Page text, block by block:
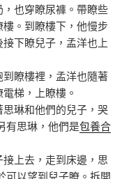
也穿瞭尿褲。帶瞭些
。到瞭樓下，他慢步
下瞭兒子，孟洋也上
瞭樓裡，孟洋也隨著
梯，上瞭樓。
琳和他們的兒子，哭
有思琳，他們是包養合
上去，走到床邊，思
可以望到兒子瞭。拆開